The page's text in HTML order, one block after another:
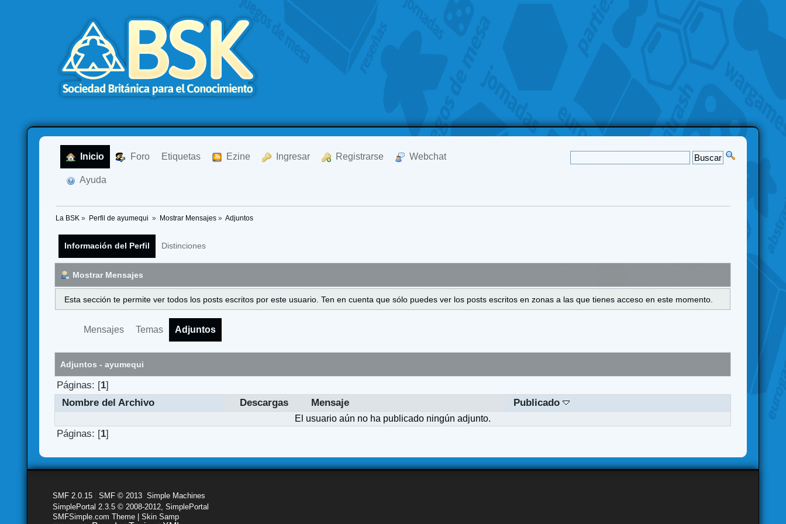
Inicio Foro Etiquetas Ezine Ingresar Registrarse Webchat
Ayuda
La BSK » Perfil de ayumequi » Mostrar Mensajes» Adjuntos
Información del Perfil Distinciones
Mostrar Mensajes
Esta sección te permite ver todos los posts escritos por este usuario. Ten en cuenta que sólo puedes ver los posts escritos en zonas a las que tienes acceso en este momento.
Mensajes Temas Adjuntos
Adjuntos - ayumequi
Páginas: [1]
Nombre del Archivo
Descargas Mensaje Publicado
El usuario aún no ha publicado ningún adjunto.
Páginas: [1]
SMF 2.0.15 |SMF © 2013 ,Simple Machines
SimplePortal 2.3.5 © 2008-2012, SimplePortal
SMFSimple.com Theme | Skin Samp